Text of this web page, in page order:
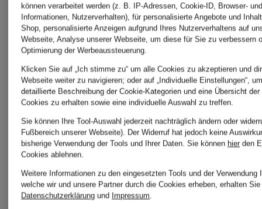
Fitnessschuhe
FREE
METCON
6
CHF 85
Ursprünglich:
Laufschuhe
VOMERO
PREMIUM
CHF 209
CHF 260
18
können verarbeitet werden (z. B. IP-Adressen, Cookie-ID, Browser-
Informationen, Nutzerverhalten), für personalisierte Angebote und
Shop, personalisierte Anzeigen aufgrund Ihres Nutzerverhaltens auf
Webseite, Analyse unserer Webseite, um diese für Sie zu verbessern
Optimierung der Werbeaussteuerung.
Klicken Sie auf „Ich stimme zu“ um alle Cookies zu akzeptieren und
Webseite weiter zu navigieren; oder auf „Individuelle Einstellungen“,
detaillierte Beschreibung der Cookie-Kategorien und eine Übersicht
Cookies zu erhalten sowie eine individuelle Auswahl zu treffen.
Sie können Ihre Tool-Auswahl jederzeit nachträglich ändern oder
Fußbereich unserer Webseite). Der Widerruf hat jedoch keine
bisherige Verwendung der Tools und Ihrer Daten. Sie können hier den
Cookies ablehnen.
Weitere Informationen zu den eingesetzten Tools und der Verwendung
welche wir und unsere Partner durch die Cookies erheben, erhalten
Datenschutzerklärung und Impressum.